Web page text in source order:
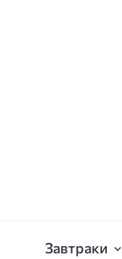
Завтраки